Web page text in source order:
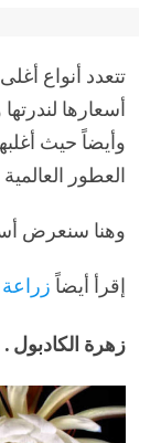
تتعدد أنواع
أسعارها
وأيضاً حيث
العطور
وهنا سنعرض
إقرأ أيضاً زراعة
زهرة الكادبول .